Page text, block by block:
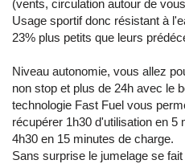
(vents, circulation autour de
Usage sportif donc résistant à
23% plus petits que leurs
Niveau autonomie, vous allez
non stop et plus de 24h avec le
technologie Fast Fuel vous
récupérer 1h30 d'utilisation en 5
4h30 en 15 minutes de charge.
Sans surprise le jumelage se